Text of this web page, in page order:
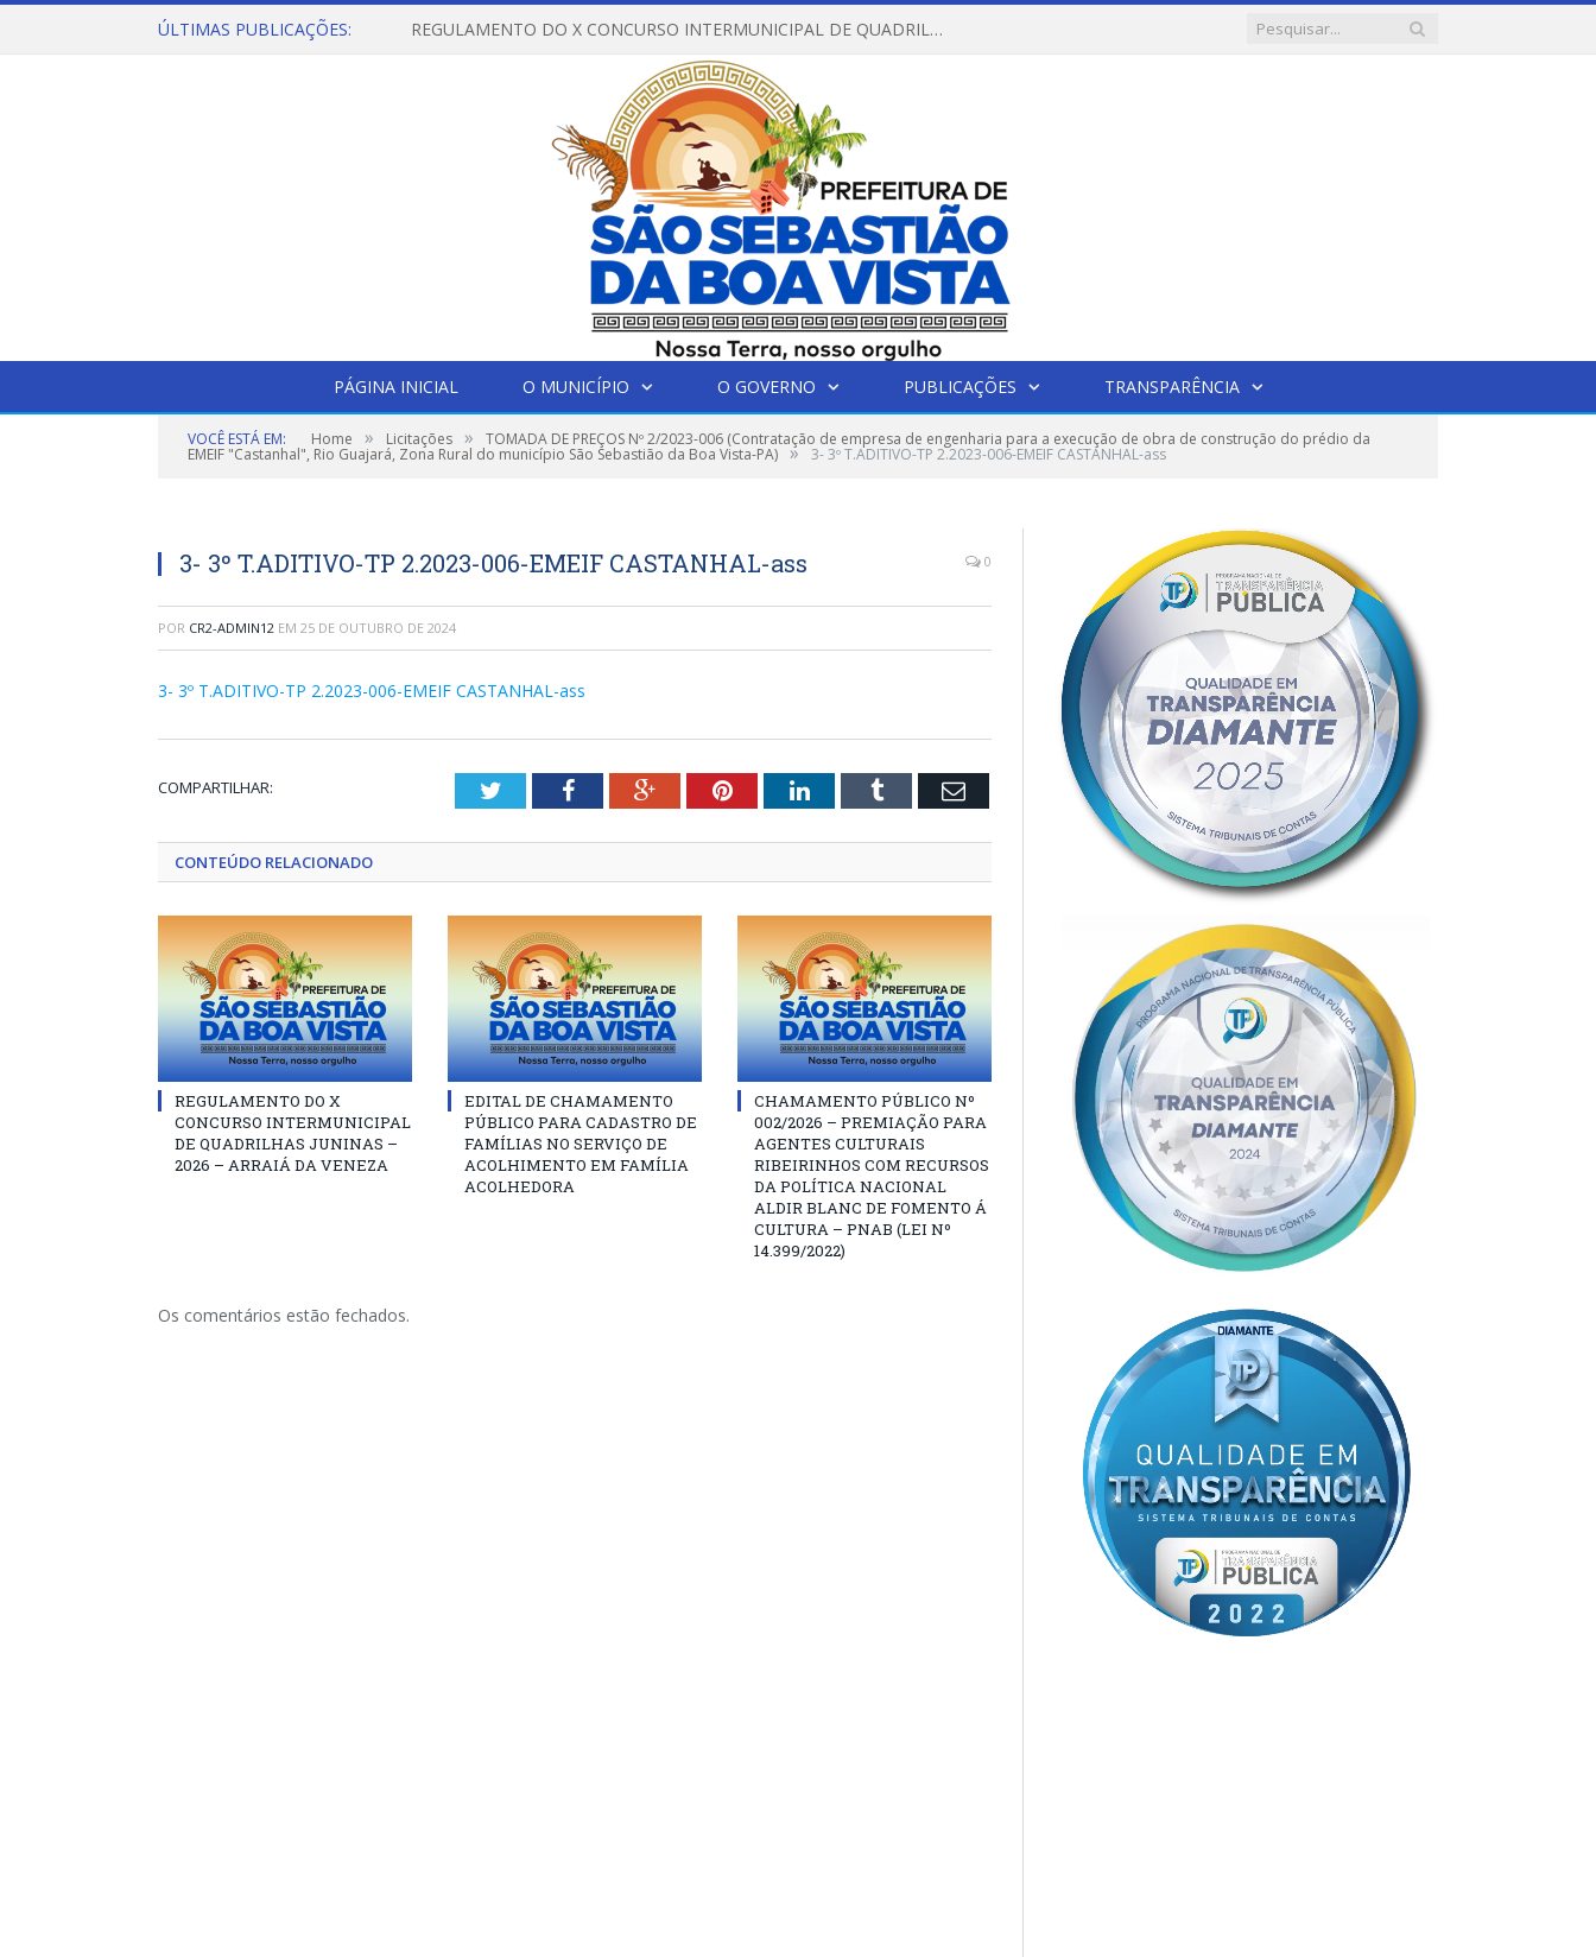
ÚLTIMAS PUBLICAÇÕES: REGULAMENTO DO X CONCURSO INTERMUNICIPAL DE QUADRILHAS JUNINAS – 2026 – ARRAIÁ DA VENEZA
PÁGINA INICIAL O MUNICÍPIO O GOVERNO PUBLICAÇÕES TRANSPARÊNCIA
VOCÊ ESTÁ EM: Home » Licitações » TOMADA DE PREÇOS Nº 2/2023-006 (Contratação de empresa de engenharia para a execução de obra de construção do prédio da
EMEIF "Castanhal", Rio Guajará, Zona Rural do município São Sebastião da Boa Vista-PA) » 3- 3º T.ADITIVO-TP 2.2023-006-EMEIF CASTANHAL-ass
3- 3º T.ADITIVO-TP 2.2023-006-EMEIF CASTANHAL-ass 0
POR CR2-ADMIN12 EM 25 DE OUTUBRO DE 2024
3- 3º T.ADITIVO-TP 2.2023-006-EMEIF CASTANHAL-ass
COMPARTILHAR: TwitterFacebookGoogle+PinterestLinkedInTumblr Email
CONTEÚDO RELACIONADO
REGULAMENTO DO X
CONCURSO INTERMUNICIPAL
DE QUADRILHAS JUNINAS –
2026 – ARRAIÁ DA VENEZA
EDITAL DE CHAMAMENTO
PÚBLICO PARA CADASTRO DE
FAMÍLIAS NO SERVIÇO DE
ACOLHIMENTO EM FAMÍLIA
ACOLHEDORA
CHAMAMENTO PÚBLICO Nº
002/2026 – PREMIAÇÃO PARA
AGENTES CULTURAIS
RIBEIRINHOS COM RECURSOS
DA POLÍTICA NACIONAL
ALDIR BLANC DE FOMENTO Á
CULTURA – PNAB (LEI Nº
14.399/2022)
Os comentários estão fechados.